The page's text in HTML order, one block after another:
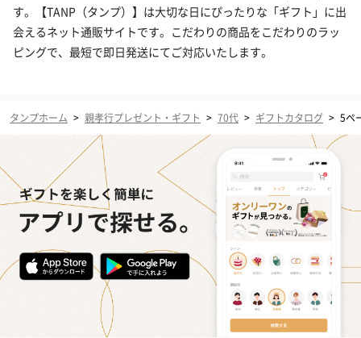
す。【TANP（タンプ）】は大切な日にぴったりな「ギフト」に出
会えるネット通販サイトです。こだわりの商品をこだわりのラッ
ピングで、最短で即日発送にてご対応いたします。
タンプホーム > 親孝行プレゼント・ギフト > 70代 > ギフトカタログ > 5ペ